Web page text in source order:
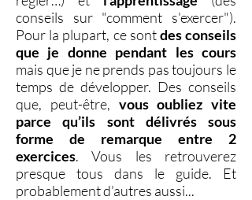
conseils sur "comment s'exercer").
Pour la plupart, ce sontdes conseils
que je donne pendant les cours
mais que je ne prends pas toujours le
temps de développer. Des conseils
que, peut-être, vous oubliez vite
parce qu’ils sont délivrés sous
forme de remarque entre 2
exercices. Vous les retrouverez
presque tous dans le guide. Et
probablement d'autres aussi...